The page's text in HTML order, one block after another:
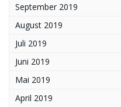
September 2019
August 2019
Juli 2019
Juni 2019
Mai 2019
April 2019